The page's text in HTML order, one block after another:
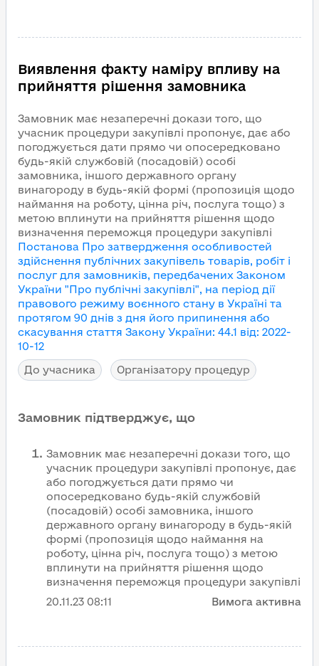
Виявлення факту наміру впливу на
прийняття рішення замовника
Замовник має незаперечні докази того, що
учасник процедури закупівлі пропонує, дає або
погоджується дати прямо чи опосередковано
будь-якій службовій (посадовій) особі
замовника, іншого державного органу
винагороду в будь-якій формі (пропозиція щодо
наймання на роботу, цінна річ, послуга тощо) з
метою вплинути на прийняття рішення щодо
визначення переможця процедури закупівлі
Постанова Про затвердження особливостей
здійснення публічних закупівель товарів, робіт і
послуг для замовників, передбачених Законом
України "Про публічні закупівлі", на період дії
правового режиму воєнного стану в Україні та
протягом 90 днів з дня його припинення або
скасування стаття Закону України: 44.1 від: 2022-
10-12
До учасника
Організатору процедур
Замовник підтверджує, що
Замовник має незаперечні докази того, що
учасник процедури закупівлі пропонує, дає
або погоджується дати прямо чи
опосередковано будь-якій службовій
(посадовій) особі замовника, іншого
державного органу винагороду в будь-якій
формі (пропозиція щодо наймання на
роботу, цінна річ, послуга тощо) з метою
вплинути на прийняття рішення щодо
визначення переможця процедури закупівлі
20.11.23 08:11 Вимога активна